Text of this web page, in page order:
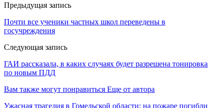
Предыдущая запись
Почти все ученики частных школ переведены в
госучреждения
Следующая запись
ГАИ рассказала, в каких случаях будет разрешена тонировка
по новым ПДД
Вам также могут понравиться Еще от автора
Ужасная трагедия в Гомельской области: на пожаре погибли